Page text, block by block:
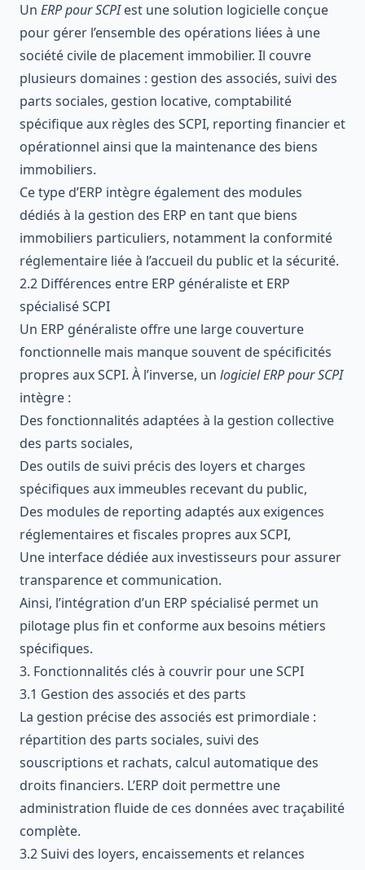
Un ERP pour SCPIest une solution logicielle conçue
pour gérer l’ensemble des opérations liées à une
société civile de placement immobilier. Il couvre
plusieurs domaines : gestion des associés, suivi des
parts sociales, gestion locative, comptabilité
spécifique aux règles des SCPI, reporting financier et
opérationnel ainsi que la maintenance des biens
immobiliers.
Ce type d’ERP intègre également des modules
dédiés à la gestion des ERP en tant que biens
immobiliers particuliers, notamment la conformité
réglementaire liée à l’accueil du public et la sécurité.
2.2 Différences entre ERP généraliste et ERP
spécialisé SCPI
Un ERP généraliste offre une large couverture
fonctionnelle mais manque souvent de spécificités
propres aux SCPI. À l’inverse, un logiciel ERP pour SCPI
intègre :
Des fonctionnalités adaptées à la gestion collective
des parts sociales,
Des outils de suivi précis des loyers et charges
spécifiques aux immeubles recevant du public,
Des modules de reporting adaptés aux exigences
réglementaires et fiscales propres aux SCPI,
Une interface dédiée aux investisseurs pour assurer
transparence et communication.
Ainsi, l’intégration d’un ERP spécialisé permet un
pilotage plus fin et conforme aux besoins métiers
spécifiques.
3. Fonctionnalités clés à couvrir pour une SCPI
3.1 Gestion des associés et des parts
La gestion précise des associés est primordiale :
répartition des parts sociales, suivi des
souscriptions et rachats, calcul automatique des
droits financiers. L’ERP doit permettre une
administration fluide de ces données avec traçabilité
complète.
3.2 Suivi des loyers, encaissements et relances